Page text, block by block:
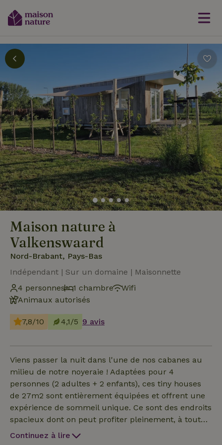
Maison nature à
Valkenswaard
Nord-Brabant, Pays-Bas
Indépendant | Sur un domaine | Maisonnette
4 personnes
1 chambre
Wifi
Animaux autorisés
7,8/10 4,1/5 9 avis
Viens passer la nuit dans l'une de nos cabanes au
milieu de notre noyeraie ! Adaptées pour 4
personnes (2 adultes + 2 enfants), ces tiny houses
de 27m2 sont entièrement équipées et offrent une
expérience de sommeil unique. Ce sont des endroits
spacieux dont on peut profiter pleinement, à toutes
les saisons de l'année ! Chaque cottage dispose
Continuez à lire